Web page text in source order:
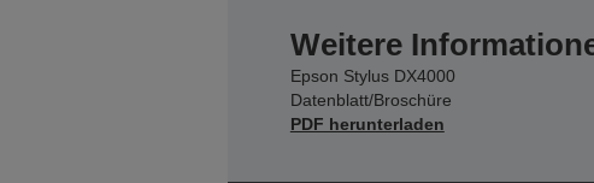
Weitere
Epson Stylus DX4000
Datenblatt/Broschüre
PDF herunterladen